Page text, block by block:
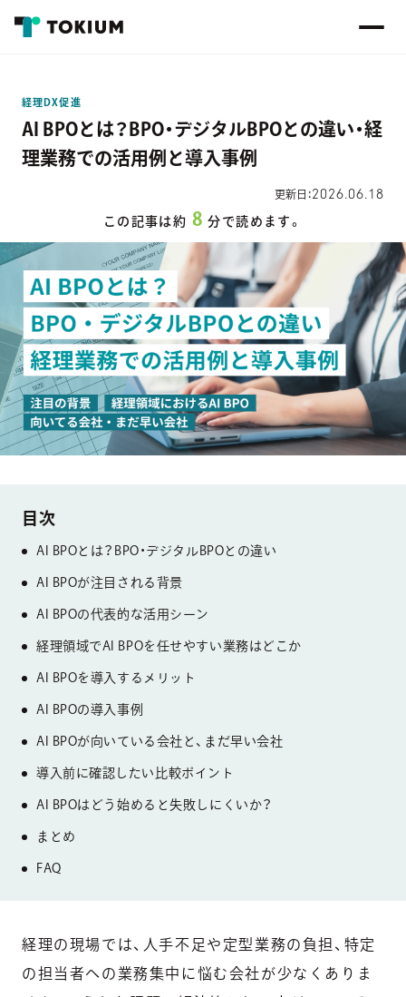
経理DX促進
AI BPOとは？BPO・デジタルBPOとの違い・経
理業務での活用例と導入事例
更新日：2026.06.18
この記事は約 8分で読めます。
AI BPOとは？BPO・デジタルBPOとの違い
AI BPOが注目される背景
AI BPOの代表的な活用シーン
経理領域でAI BPOを任せやすい業務はどこか
AI BPOを導入するメリット
AI BPOの導入事例
AI BPOが向いている会社と、まだ早い会社
導入前に確認したい比較ポイント
AI BPOはどう始めると失敗しにくいか？
まとめ
FAQ
経理の現場では、人手不足や定型業務の負担、特定
の担当者への業務集中に悩む会社が少なくありま